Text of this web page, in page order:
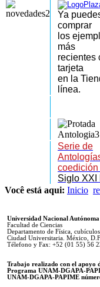
Ya
comprar
los
más
recientes
tarjeta
en la
línea.
Serie de
coedición
Siglo XXI
Você está aqui: Inicio
Universidad Nacional Autónoma
Facultad de Ciencias
Departamento de Física,
Ciudad Universitaria. México,
Télefono y Fax: +52 (01 55) 56
Trabajo realizado con el apoyo
Programa UNAM-DGAPA-
UNAM-DGAPA-PAPIME